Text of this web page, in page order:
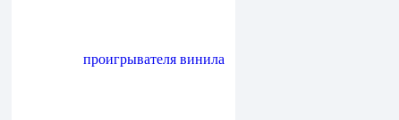
проигрывателя винила